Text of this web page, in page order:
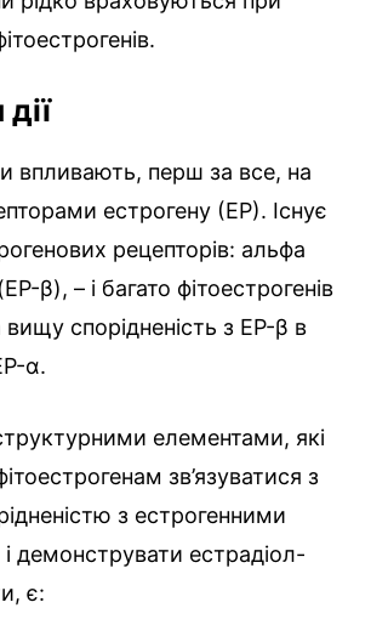
впливають, перш за все, на
естрогену (ЕР). Існує
рецепторів: альфа
β), – і багато фітоестрогенів
спорідненість з EР-β в
α.
елементами, які
зв’язуватися з
з естрогенними
демонструвати естрадіол-
є: